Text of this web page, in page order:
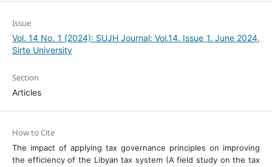
Issue
Vol. 14 No. 1 (2024): SUJH Journal: Vol.14. Issue 1. June 2024,
Sirte University
Section
Articles
How to Cite
The impact of applying tax governance principles on improving
the efficiency of the Libyan tax system (A field study on the tax